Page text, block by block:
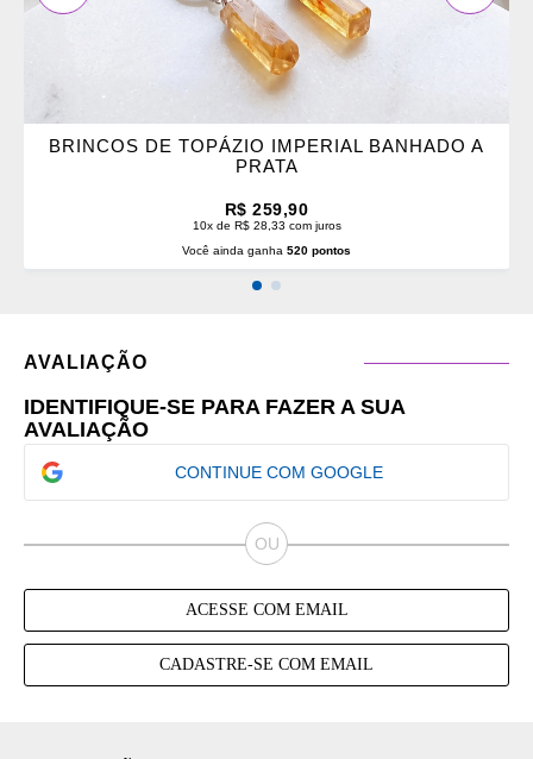
BRINCOS DE TOPÁZIO IMPERIAL BANHADO A
PRATA
R$ 259,90
10x de R$ 28,33 com juros
Você ainda ganha 520 pontos
AVALIAÇÃO
IDENTIFIQUE-SE PARA FAZER A SUA
AVALIAÇÃO
CONTINUE COM GOOGLE
ACESSE COM EMAIL
CADASTRE-SE COM EMAIL